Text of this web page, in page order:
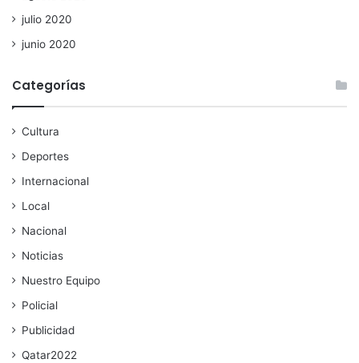
julio 2020
junio 2020
Categorías
Cultura
Deportes
Internacional
Local
Nacional
Noticias
Nuestro Equipo
Policial
Publicidad
Qatar2022